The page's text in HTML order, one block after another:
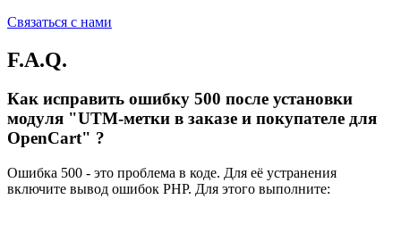
Связаться с нами
F.A.Q.
Как исправить ошибку 500 после установки
модуля "UTM-метки в заказе и покупателе для
OpenCart" ?
Ошибка 500 - это проблема в коде. Для её устранения
включите вывод ошибок PHP. Для этого выполните: